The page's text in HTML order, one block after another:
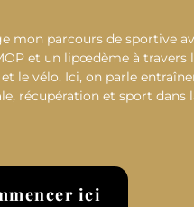
mon parcours de sportive
et un lipœdème à travers
le vélo. Ici, on parle
récupération et sport dans
ici